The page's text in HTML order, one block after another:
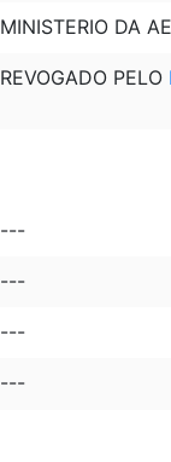
MINISTERIO DA
REVOGADO PELO
---
---
---
---